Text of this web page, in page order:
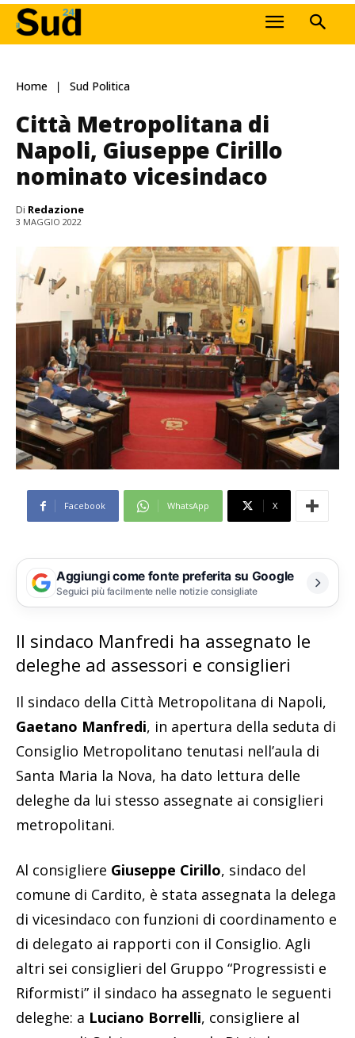
Home Sud Politica
Città Metropolitana di
Napoli, Giuseppe Cirillo
nominato vicesindaco
Di Redazione
3 MAGGIO 2022
Facebook WhatsApp X
Aggiungi come fonte preferita su Google
Seguici più facilmente nelle notizie consigliate
Il sindaco Manfredi ha assegnato le
deleghe ad assessori e consiglieri
Il sindaco della Città Metropolitana di Napoli,
Gaetano Manfredi, in apertura della seduta di
Consiglio Metropolitano tenutasi nell’aula di
Santa Maria la Nova, ha dato lettura delle
deleghe da lui stesso assegnate ai consiglieri
metropolitani.
Al consigliere Giuseppe Cirillo, sindaco del
comune di Cardito, è stata assegnata la delega
di vicesindaco con funzioni di coordinamento e
di delegato ai rapporti con il Consiglio. Agli
altri sei consiglieri del Gruppo “Progressisti e
Riformisti” il sindaco ha assegnato le seguenti
deleghe: a Luciano Borrelli, consigliere al